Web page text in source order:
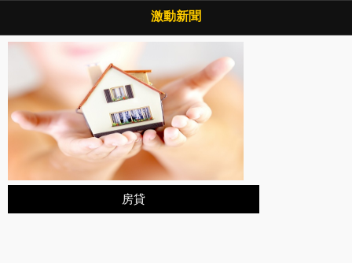
激動新聞
房貸
Copyright © 2026 ·激動新聞